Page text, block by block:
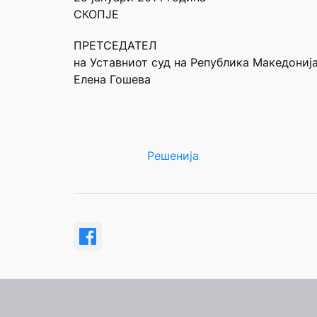
СКОПЈЕ
ПРЕТСЕДАТЕЛ
на Уставниот суд на Република
Елена Гошева
Решенија